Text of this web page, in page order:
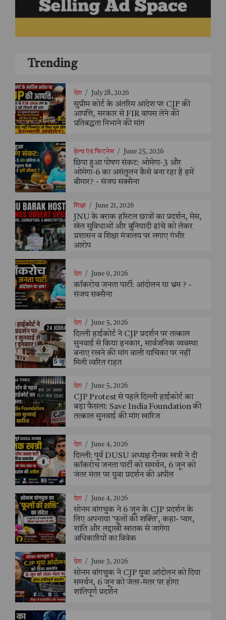
Trending
देश / July 28, 2026
सुप्रीम कोर्ट के अंतरिम आदेश पर CJP की
आपत्ति, सरकार से FIR वापस लेने की
प्रतिबद्धता निभाने की मांग
हेल्थ एंड फिटनेस / June 25, 2026
छिपा हुआ पोषण संकट: ओमेगा-3 और
ओमेगा-6 का असंतुलन कैसे बना रहा है हमें
बीमार? - संजय सक्सैना
शिक्षा / June 21, 2026
JNU के बराक हॉस्टल छात्रों का प्रदर्शन, मेस,
खेल सुविधाओं और बुनियादी ढांचे को लेकर
प्रशासन व शिक्षा मंत्रालय पर लगाए गंभीर
आरोप
देश / June 9, 2026
कॉकरोच जनता पार्टी: आंदोलन या भ्रम ? -
संजय सक्सैना
देश / June 5, 2026
दिल्ली हाईकोर्ट ने CJP प्रदर्शन पर तत्काल
सुनवाई से किया इनकार, सार्वजनिक व्यवस्था
बनाए रखने की मांग वाली याचिका पर नहीं
मिली त्वरित राहत
देश / June 5, 2026
CJP Protest से पहले दिल्ली हाईकोर्ट का
बड़ा फैसला: Save India Foundation की
तत्काल सुनवाई की मांग खारिज
देश / June 4, 2026
दिल्ली: पूर्व DUSU अध्यक्ष रौनक खत्री ने दी
कॉकरोच जनता पार्टी को समर्थन, 6 जून को
जंतर मंतर पर युवा प्रदर्शन की अपील
देश / June 4, 2026
सोनम वांगचुक ने 6 जून के CJP प्रदर्शन के
लिए अपनाया 'फूलों की शक्ति', कहा- प्यार,
शांति और लद्दाखी खातक से जागेगा
अधिकारियों का विवेक
देश / June 3, 2026
सोनम वांगचुक ने CJP युवा आंदोलन को दिया
समर्थन, 6 जून को जंतर-मंतर पर होगा
शांतिपूर्ण प्रदर्शन